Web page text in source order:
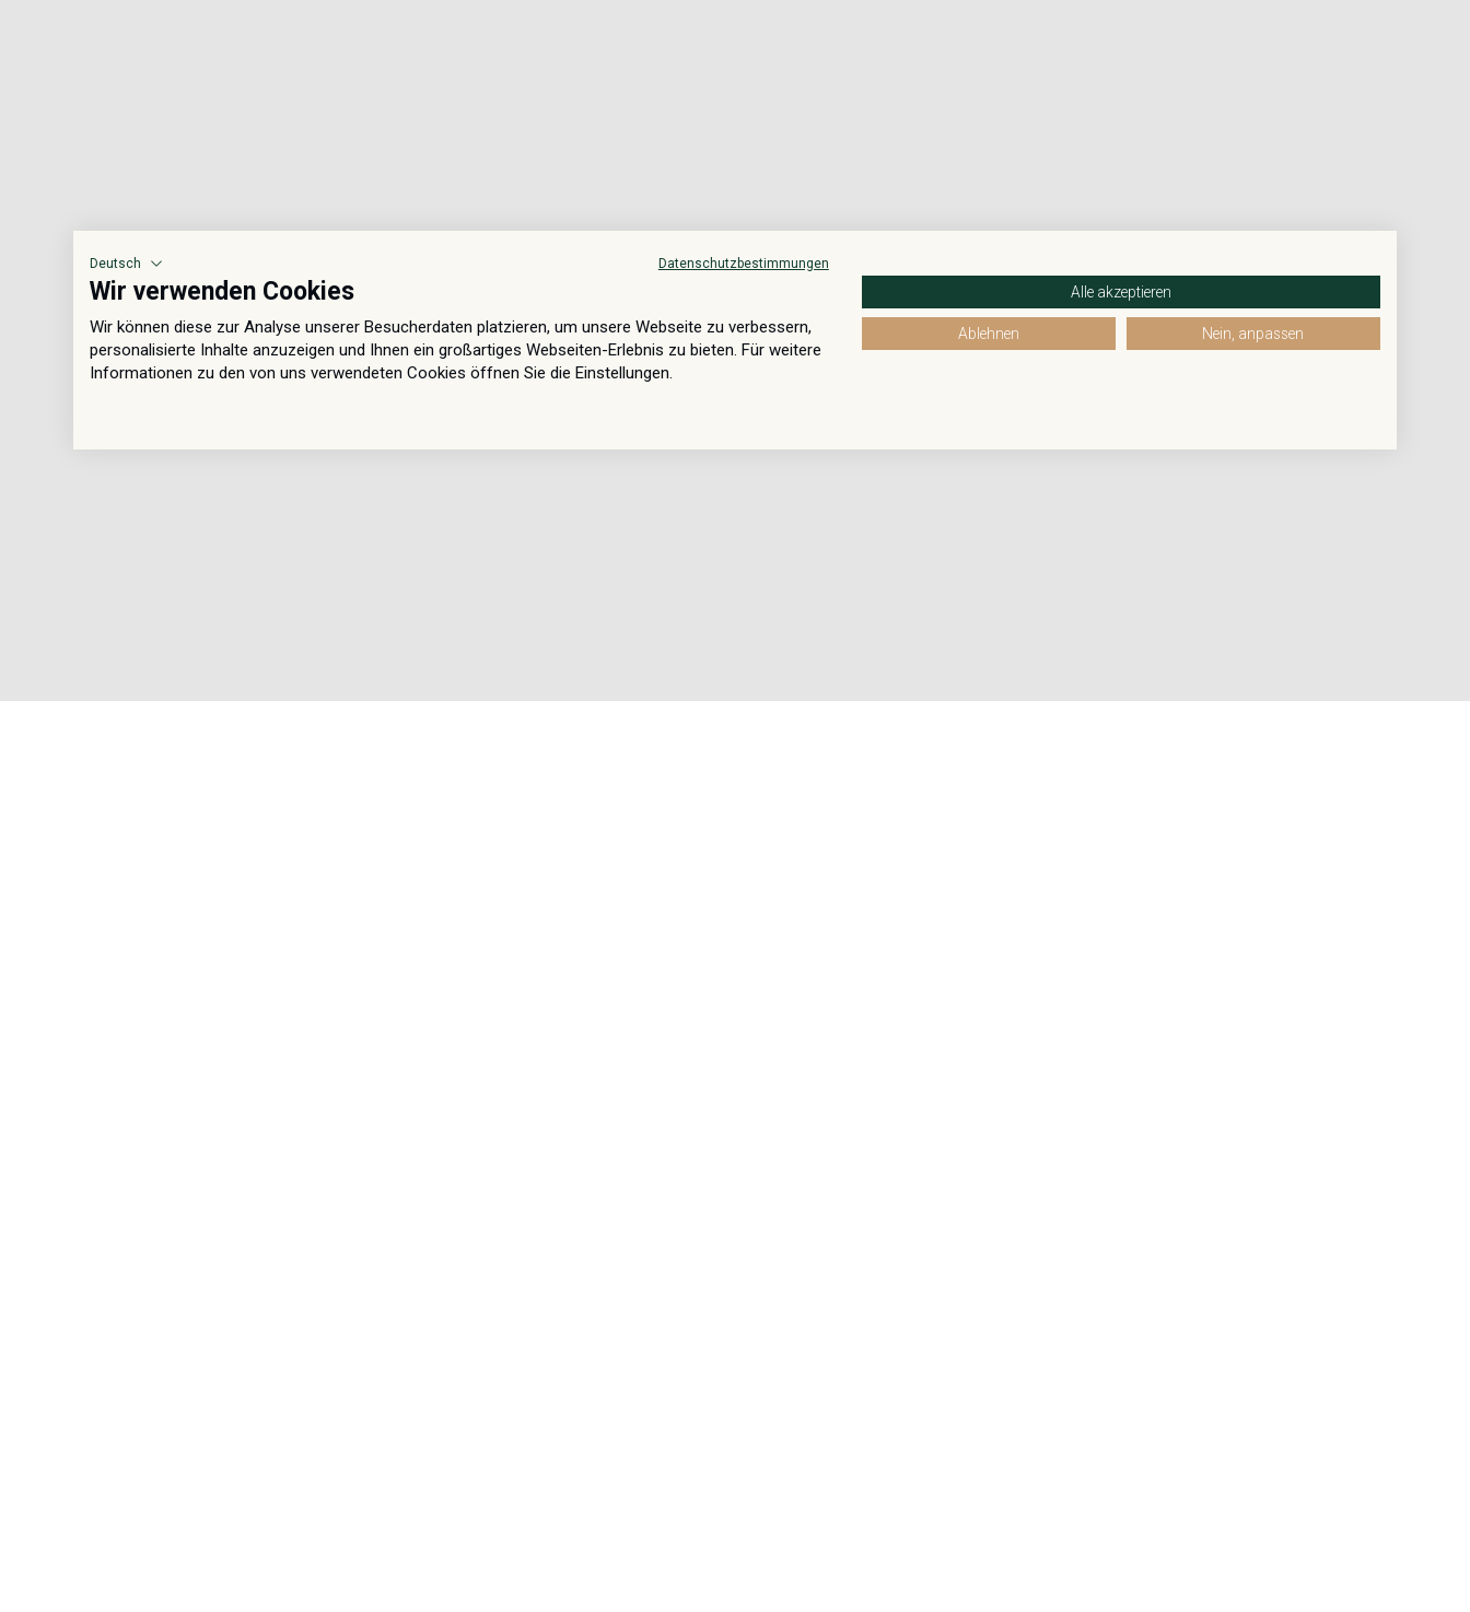
Deutsch Datenschutzbestimmungen
Wir verwenden Cookies
Wir können diese zur Analyse unserer Besucherdaten platzieren, um unsere Webseite zu verbessern,
personalisierte Inhalte anzuzeigen und Ihnen ein großartiges Webseiten-Erlebnis zu bieten. Für weitere
Informationen zu den von uns verwendeten Cookies öffnen Sie die Einstellungen.
Alle akzeptieren
Ablehnen Nein, anpassen